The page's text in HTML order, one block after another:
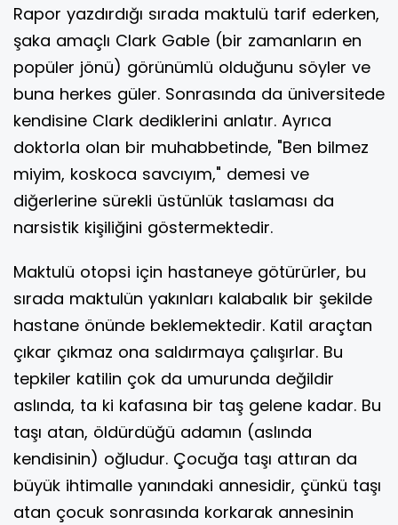
Rapor yazdırdığı sırada maktulü tarif ederken,
şaka amaçlı Clark Gable (bir zamanların en
popüler jönü) görünümlü olduğunu söyler ve
buna herkes güler. Sonrasında da üniversitede
kendisine Clark dediklerini anlatır. Ayrıca
doktorla olan bir muhabbetinde, "Ben bilmez
miyim, koskoca savcıyım," demesi ve
diğerlerine sürekli üstünlük taslaması da
narsistik kişiliğini göstermektedir.
Maktulü otopsi için hastaneye götürürler, bu
sırada maktulün yakınları kalabalık bir şekilde
hastane önünde beklemektedir. Katil araçtan
çıkar çıkmaz ona saldırmaya çalışırlar. Bu
tepkiler katilin çok da umurunda değildir
aslında, ta ki kafasına bir taş gelene kadar. Bu
taşı atan, öldürdüğü adamın (aslında
kendisinin) oğludur. Çocuğa taşı attıran da
büyük ihtimalle yanındaki annesidir, çünkü taşı
atan çocuk sonrasında korkarak annesinin